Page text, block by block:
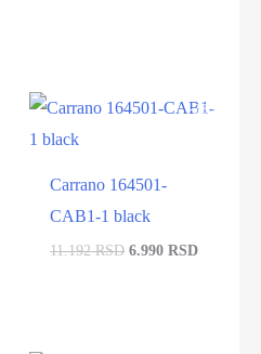
-38%
Carrano 164501-
CAB1-1 black
11.192 RSD 6.990 RSD